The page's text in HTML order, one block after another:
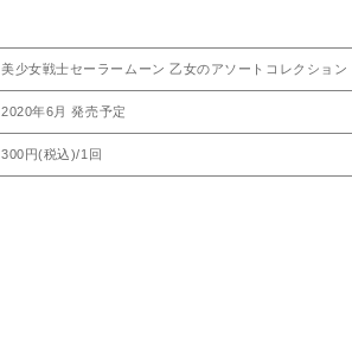
美少女戦士セーラームーン 乙女のアソートコレクション
2020年6月 発売予定
300円(税込)/1回